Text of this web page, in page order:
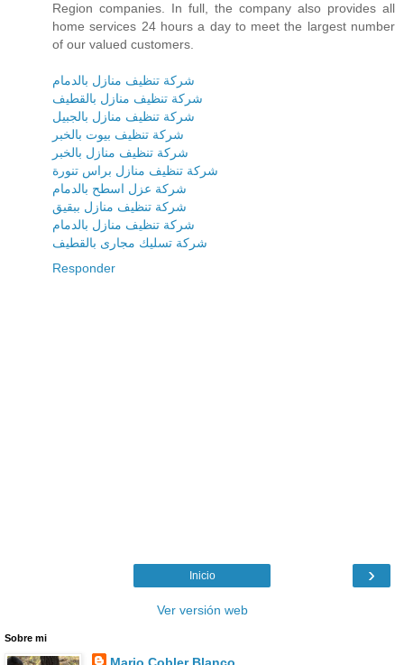
Region companies. In full, the company also provides all
home services 24 hours a day to meet the largest number
of our valued customers.
شركة تنظيف منازل بالدمام
شركة تنظيف منازل بالقطيف
شركة تنظيف منازل بالجبيل
شركة تنظيف بيوت بالخبر
شركة تنظيف منازل بالخبر
شركة تنظيف منازل براس تنورة
شركة عزل اسطح بالدمام
شركة تنظيف منازل ببقيق
شركة تنظيف منازل بالدمام
شركة تسليك مجارى بالقطيف
Responder
›
Inicio
Ver versión web
Sobre mi
Mario Cobler Blanco